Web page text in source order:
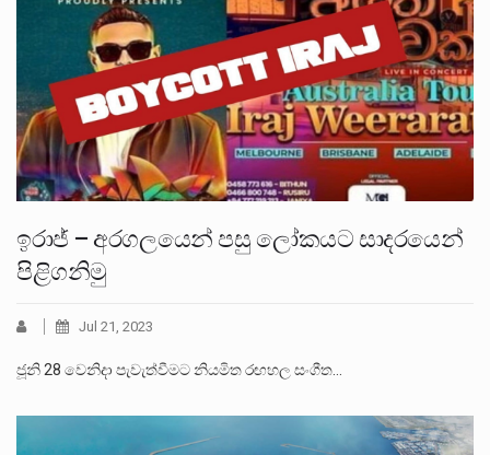
ඉරාජ් – අරගලයෙන් පසු ලෝකයට සාදරයෙන්
පිළිගනිමු
Jul 21, 2023
ජූනි 28 වෙනිදා පැවැත්වීමට නියමිත රඟහල සංගීත…